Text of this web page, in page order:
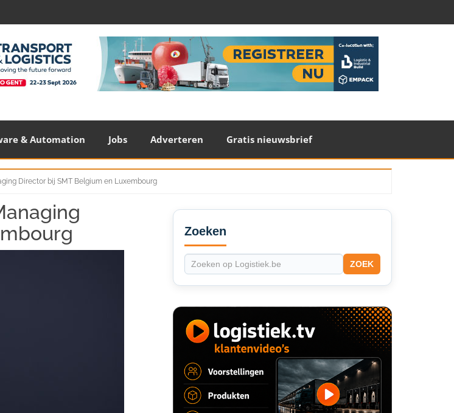
& Automation Jobs Adverteren Gratis nieuwsbrief
Director bij SMT Belgium en Luxembourg
Secondary
Sidebar
Zoeken
ZOEK